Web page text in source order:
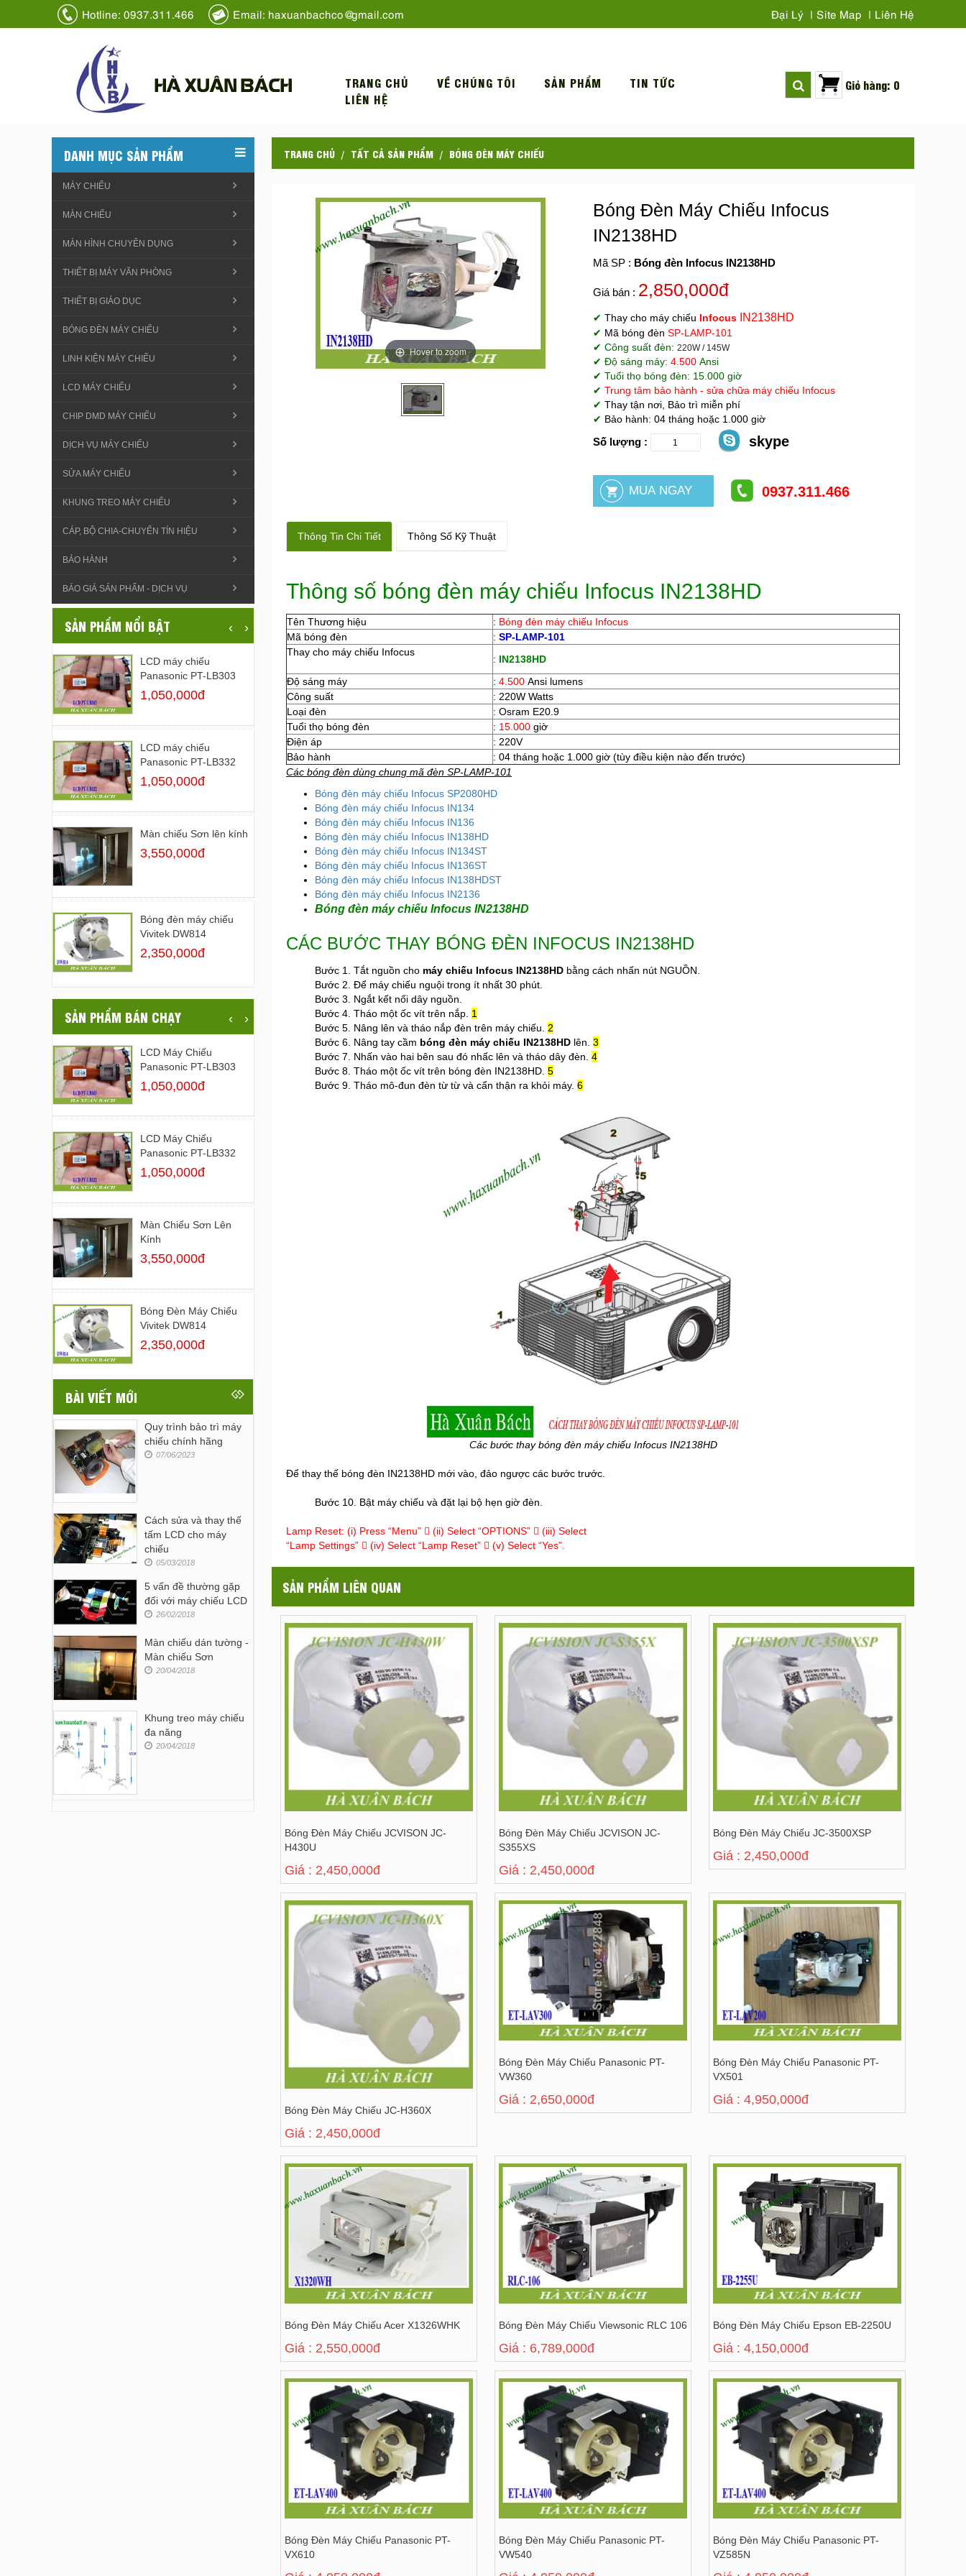
Hotline: 0937.311.466 Email: haxuanbachco@gmail.com Đại Lý Site Map Liên Hệ
HÀ XUÂN BÁCH TRANG CHỦ VỀ CHÚNG TÔI SẢN PHẨM
TIN TỨC
LIÊN HỆ
Giỏ hàng: 0
TRANG CHỦ TẤT CẢ SẢN PHẨM BÓNG ĐÈN MÁY CHIẾU
Hover to zoom
Bóng Đèn Máy Chiếu Infocus
IN2138HD
Mã SP : Bóng đèn Infocus IN2138HD
Giá bán : 2,850,000đ
✔ Thay cho máy chiếu Infocus IN2138HD
✔ Mã bóng đèn SP-LAMP-101
✔ Công suất đèn: 220W / 145W
✔ Độ sáng máy: 4.500Ansi
✔ Tuổi thọ bóng đèn: 15.000 giờ
✔ Trung tâm bảo hành - sửa chữa máy chiếu Infocus
✔ Thay tận nơi, Bảo trì miễn phí
✔ Bảo hành: 04 tháng hoặc 1.000 giờ
Số lượng : skype
0937.311.466
Thông Tin Chi Tiết Thông Số Kỹ Thuật
Thông số bóng đèn máy chiếu Infocus IN2138HD
Tên Thương hiệu : Bóng đèn máy chiếu Infocus
Mã bóng đèn
: SP-LAMP-101
Thay cho máy chiếu Infocus
: IN2138HD
Độ sáng máy
: 4.500 Ansi lumens
Công suất
: 220W Watts
Loại đèn
: Osram E20.9
Tuổi thọ bóng đèn
: 15.000 giờ
Điện áp
: 220V
Bảo hành
: 04 tháng hoặc 1.000 giờ (tùy điều kiện nào đến trước)
Các bóng đèn dùng chung mã đèn SP-LAMP-101
Bóng đèn máy chiếu Infocus SP2080HD
Bóng đèn máy chiếu Infocus IN134
Bóng đèn máy chiếu Infocus IN136
Bóng đèn máy chiếu Infocus IN138HD
Bóng đèn máy chiếu Infocus IN134ST
Bóng đèn máy chiếu Infocus IN136ST
Bóng đèn máy chiếu Infocus IN138HDST
Bóng đèn máy chiếu Infocus IN2136
Bóng đèn máy chiếu Infocus IN2138HD
CÁC BƯỚC THAY BÓNG ĐÈN INFOCUS IN2138HD
Bước 1. Tắt nguồn cho máy chiếu Infocus IN2138HD bằng cách nhấn nút NGUỒN.
Bước 2. Để máy chiếu nguội trong ít nhất 30 phút.
Bước 3. Ngắt kết nối dây nguồn.
Bước 4. Tháo một ốc vít trên nắp. 1
Bước 5. Nâng lên và tháo nắp đèn trên máy chiếu. 2
Bước 6. Nâng tay cầm bóng đèn máy chiếu IN2138HD lên. 3
Bước 7. Nhấn vào hai bên sau đó nhấc lên và tháo dây đèn. 4
Bước 8. Tháo một ốc vít trên bóng đèn IN2138HD. 5
Bước 9. Tháo mô-đun đèn từ từ và cẩn thận ra khỏi máy. 6
Các bước thay bóng đèn máy chiếu Infocus IN2138HD
Để thay thế bóng đèn IN2138HD mới vào, đảo ngược các bước trước.
Bước 10. Bật máy chiếu và đặt lại bộ hẹn giờ đèn.
Lamp Reset: (i) Press “Menu”  (ii) Select “OPTIONS”  (iii) Select
“Lamp Settings”  (iv) Select “Lamp Reset”  (v) Select “Yes”.
SẢN PHẨM LIÊN QUAN
Bóng Đèn Máy Chiếu JCVISON JC-
H430U
Giá : 2,450,000đ
Bóng Đèn Máy Chiếu JCVISON JC-
S355XS
Giá : 2,450,000đ
Bóng Đèn Máy Chiếu JC-3500XSP
Giá : 2,450,000đ
Bóng Đèn Máy Chiếu JC-H360X
Giá : 2,450,000đ
Bóng Đèn Máy Chiếu Panasonic PT-
VW360
Giá : 2,650,000đ
Bóng Đèn Máy Chiếu Panasonic PT-
VX501
Giá : 4,950,000đ
Bóng Đèn Máy Chiếu Acer X1326WHK
Giá : 2,550,000đ
Bóng Đèn Máy Chiếu Viewsonic RLC 106
Giá : 6,789,000đ
Bóng Đèn Máy Chiếu Epson EB-2250U
Giá : 4,150,000đ
Bóng Đèn Máy Chiếu Panasonic PT-
VX610
Bóng Đèn Máy Chiếu Panasonic PT-
VW540
Bóng Đèn Máy Chiếu Panasonic PT-
VZ585N
DANH MỤC SẢN PHẨM
MÁY CHIẾU
MÀN CHIẾU
MÀN HÌNH CHUYÊN DỤNG
THIẾT BỊ MÁY VĂN PHÒNG
THIẾT BỊ GIÁO DỤC
BÓNG ĐÈN MÁY CHIẾU
LINH KIỆN MÁY CHIẾU
LCD MÁY CHIẾU
CHIP DMD MÁY CHIẾU
DỊCH VỤ MÁY CHIẾU
SỬA MÁY CHIẾU
KHUNG TREO MÁY CHIẾU
CÁP, BỘ CHIA-CHUYỂN TÍN HIỆU
BẢO HÀNH
BÁO GIÁ SẢN PHẨM - DỊCH VỤ
SẢN PHẨM NỔI BẬT ‹ ›
LCD máy chiếu
Panasonic PT-LB303
1,050,000đ
LCD máy chiếu
Panasonic PT-LB332
1,050,000đ
Màn chiếu Sơn lên kính
3,550,000đ
Bóng đèn máy chiếu
Vivitek DW814
2,350,000đ
SẢN PHẨM BÁN CHẠY ‹ ›
LCD Máy Chiếu
Panasonic PT-LB303
1,050,000đ
LCD Máy Chiếu
Panasonic PT-LB332
1,050,000đ
Màn Chiếu Sơn Lên
Kính
3,550,000đ
Bóng Đèn Máy Chiếu
Vivitek DW814
2,350,000đ
BÀI VIẾT MỚI
Quy trình bảo trì máy
chiếu chính hãng
07/06/2023
Cách sửa và thay thế
tấm LCD cho máy
chiếu
05/03/2018
5 vấn đề thường gặp
đối với máy chiếu LCD
26/02/2018
Màn chiếu dán tường -
Màn chiếu Sơn
20/04/2018
Khung treo máy chiếu
đa năng
20/04/2018